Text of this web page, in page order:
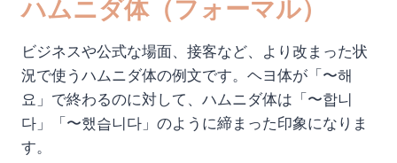
ハムニダ体（フォーマル）
ビジネスや公式な場面、接客など、より改まった状
況で使うハムニダ体の例文です。ヘヨ体が「〜해
요」で終わるのに対して、ハムニダ体は「〜합니
다」「〜했습니다」のように締まった印象になりま
す。